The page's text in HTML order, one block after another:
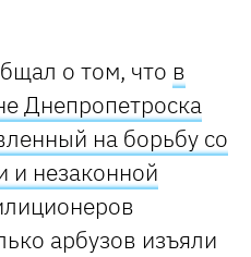
о том, что в
Днепропетроска
на борьбу со
и незаконной
арбузов изъяли